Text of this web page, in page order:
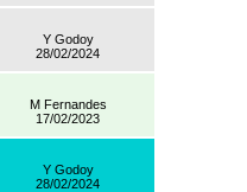
Y Godoy
28/02/2024
M Fernandes
17/02/2023
Y Godoy
28/02/2024